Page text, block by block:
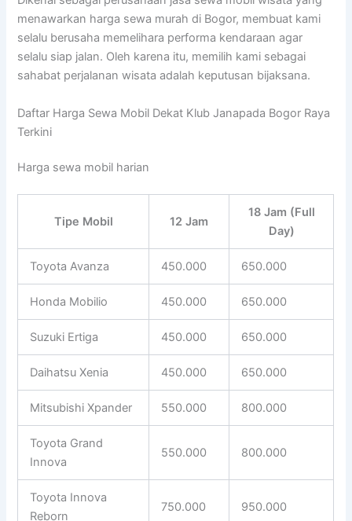
menawarkan harga sewa murah di Bogor, membuat kami
selalu berusaha memelihara performa kendaraan agar
selalu siap jalan. Oleh karena itu, memilih kami sebagai
sahabat perjalanan wisata adalah keputusan bijaksana.
Daftar Harga Sewa Mobil Dekat Klub Janapada Bogor Raya
Terkini
Harga sewa mobil harian
Tipe Mobil 12 Jam
18 Jam (Full
Day)
Toyota Avanza 450.000 650.000
Honda Mobilio 450.000 650.000
Suzuki Ertiga 450.000 650.000
Daihatsu Xenia 450.000 650.000
Mitsubishi Xpander 550.000 800.000
Toyota Grand
Innova
550.000 800.000
Toyota Innova
Reborn
750.000 950.000